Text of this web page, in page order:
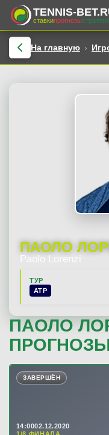
TENNIS-
ставкипрогнозы
На главную
ПАОЛО
Paolo Lorenzi
ТУР
ATP
ПАОЛО
ЗАВЕРШЁН
14:0002.12.2020